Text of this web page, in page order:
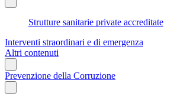
Strutture sanitarie private accreditate
Interventi straordinari e di emergenza
Altri contenuti
Prevenzione della Corruzione